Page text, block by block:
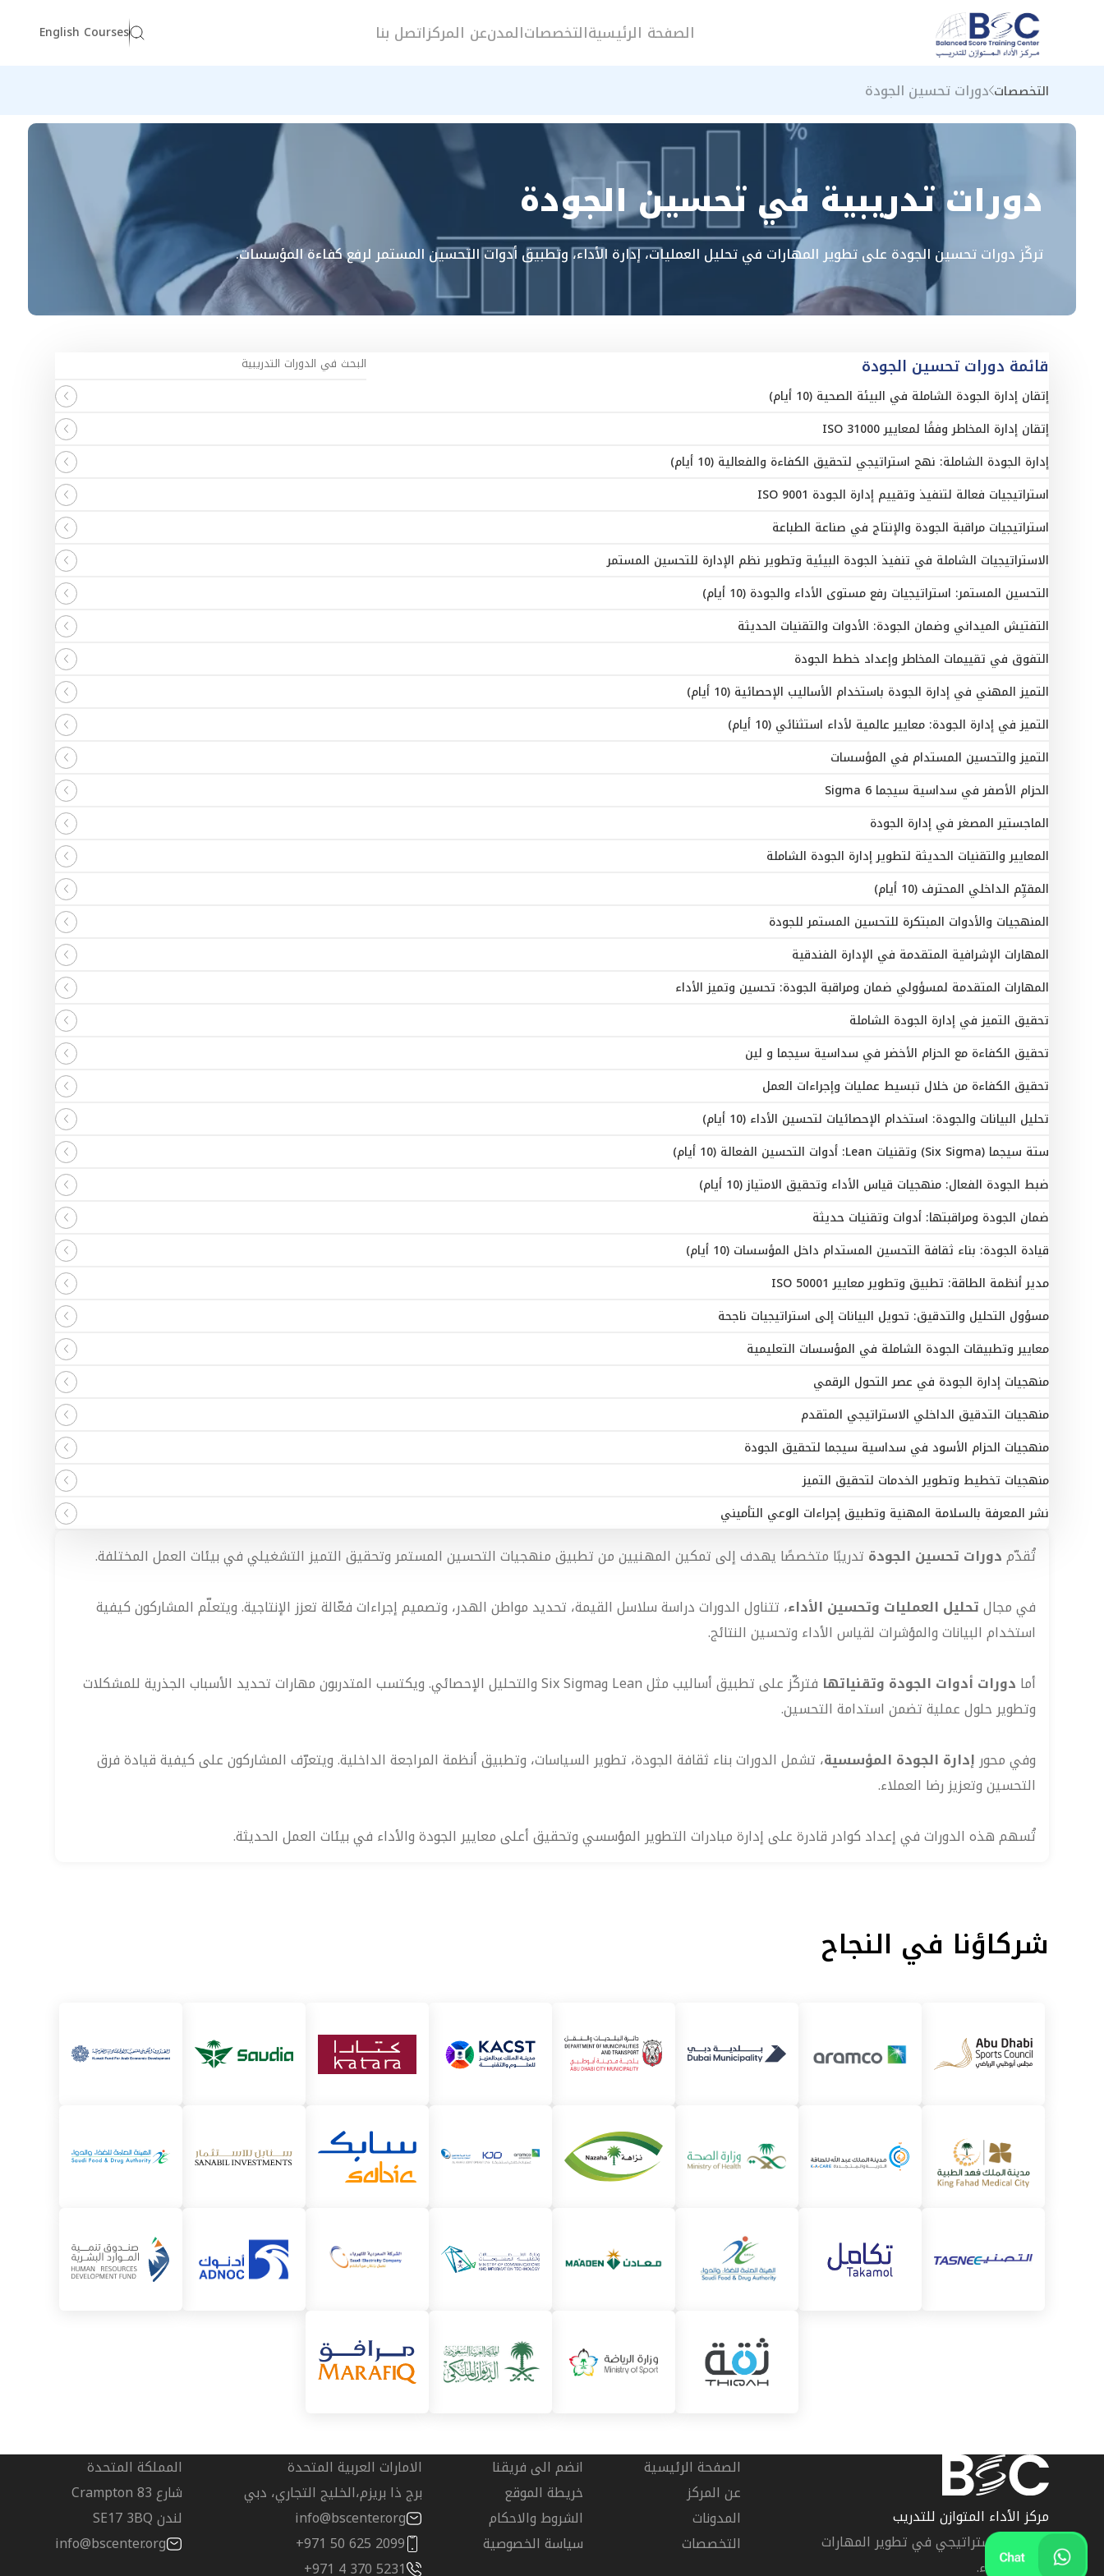
الصفحة الرئيسيةالتخصصاتالمدنعن المركزاتصل بنا English Courses
التخصصات دورات تحسين الجودة
دورات تدريبية في تحسين الجودة
تركّز دورات تحسين الجودة على تطوير المهارات في تحليل العمليات، إدارة الأداء، وتطبيق أدوات التحسين المستمر لرفع كفاءة المؤسسات.
قائمة دورات تحسين الجودة
إتقان إدارة الجودة الشاملة في البيئة الصحية (10 أيام)
إتقان إدارة المخاطر وفقًا لمعايير ISO 31000
إدارة الجودة الشاملة: نهج استراتيجي لتحقيق الكفاءة والفعالية (10 أيام)
استراتيجيات فعالة لتنفيذ وتقييم إدارة الجودة ISO 9001
استراتيجيات مراقبة الجودة والإنتاج في صناعة الطباعة
الاستراتيجيات الشاملة في تنفيذ الجودة البيئية وتطوير نظم الإدارة للتحسين المستمر
التحسين المستمر: استراتيجيات رفع مستوى الأداء والجودة (10 أيام)
التفتيش الميداني وضمان الجودة: الأدوات والتقنيات الحديثة
التفوق في تقييمات المخاطر وإعداد خطط الجودة
التميز المهني في إدارة الجودة باستخدام الأساليب الإحصائية (10 أيام)
التميز في إدارة الجودة: معايير عالمية لأداء استثنائي (10 أيام)
التميز والتحسين المستدام في المؤسسات
الحزام الأصفر في سداسية سيجما Sigma 6
الماجستير المصغر في إدارة الجودة
المعايير والتقنيات الحديثة لتطوير إدارة الجودة الشاملة
المقيِّم الداخلي المحترف (10 أيام)
المنهجيات والأدوات المبتكرة للتحسين المستمر للجودة
المهارات الإشرافية المتقدمة في الإدارة الفندقية
المهارات المتقدمة لمسؤولي ضمان ومراقبة الجودة: تحسين وتميز الأداء
تحقيق التميز في إدارة الجودة الشاملة
تحقيق الكفاءة مع الحزام الأخضر في سداسية سيجما و لين
تحقيق الكفاءة من خلال تبسيط عمليات وإجراءات العمل
تحليل البيانات والجودة: استخدام الإحصائيات لتحسين الأداء (10 أيام)
ستة سيجما (Six Sigma) وتقنيات Lean: أدوات التحسين الفعالة (10 أيام)
ضبط الجودة الفعال: منهجيات قياس الأداء وتحقيق الامتياز (10 أيام)
ضمان الجودة ومراقبتها: أدوات وتقنيات حديثة
قيادة الجودة: بناء ثقافة التحسين المستدام داخل المؤسسات (10 أيام)
مدير أنظمة الطاقة: تطبيق وتطوير معايير ISO 50001
مسؤول التحليل والتدقيق: تحويل البيانات إلى استراتيجيات ناجحة
معايير وتطبيقات الجودة الشاملة في المؤسسات التعليمية
منهجيات إدارة الجودة في عصر التحول الرقمي
منهجيات التدقيق الداخلي الاستراتيجي المتقدم
منهجيات الحزام الأسود في سداسية سيجما لتحقيق الجودة
منهجيات تخطيط وتطوير الخدمات لتحقيق التميز
نشر المعرفة بالسلامة المهنية وتطبيق إجراءات الوعي التأميني
تُقدّمدورات تحسين الجودة تدريبًا متخصصًا يهدف إلى تمكين المهنيين من تطبيق منهجيات التحسين المستمر وتحقيق التميز التشغيلي في بيئات العمل المختلفة.
في مجالتحليل العمليات وتحسين الأداء، تتناول الدورات دراسة سلاسل القيمة، تحديد مواطن الهدر، وتصميم إجراءات فعّالة تعزز الإنتاجية. ويتعلّم المشاركون كيفية
استخدام البيانات والمؤشرات لقياس الأداء وتحسين النتائج.
أما دورات أدوات الجودة وتقنياتها
فتركّز على تطبيق أساليب مثل Lean وSix Sigma والتحليل الإحصائي. ويكتسب المتدربون مهارات تحديد الأسباب الجذرية للمشكلات
وتطوير حلول عملية تضمن استدامة التحسين.
وفي محور إدارة الجودة المؤسسية، تشمل الدورات بناء ثقافة الجودة، تطوير السياسات، وتطبيق أنظمة المراجعة الداخلية. ويتعرّف المشاركون على كيفية قيادة فرق
التحسين وتعزيز رضا العملاء.
تُسهم هذه الدورات في إعداد كوادر قادرة على إدارة مبادرات التطوير المؤسسي وتحقيق أعلى معايير الجودة والأداء في بيئات العمل الحديثة.
شركاؤنا في النجاح
مركز الأداء المتوازن للتدريب
شريكك الاستراتيجي في تطوير المهارات
وتعزيز الأداء.
الصفحة الرئيسية
عن المركز
المدونات
التخصصات
انضم الى فريقنا
خريطة الموقع
الشروط والاحكام
سياسة الخصوصية
الامارات العربية المتحدة
برج ذا بريزم،الخليج التجاري، دبي
info@bscenter.org
+971 50 625 2099
+971 4 370 5231
المملكة المتحدة
شارع Crampton 83
لندن SE17 3BQ
info@bscenter.org